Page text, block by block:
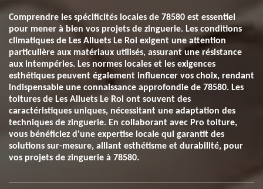
Comprendre les spécificités locales de 78580 est essentiel
pour mener à bien vos projets de zinguerie. Les conditions
climatiques de Les Alluets Le Roi exigent une attention
particulière aux matériaux utilisés, assurant une résistance
aux intempéries. Les normes locales et les exigences
esthétiques peuvent également influencer vos choix, rendant
indispensable une connaissance approfondie de 78580. Les
toitures de Les Alluets Le Roi ont souvent des
caractéristiques uniques, nécessitant une adaptation des
techniques de zinguerie. En collaborant avec Pro toiture,
vous bénéficiez d'une expertise locale qui garantit des
solutions sur-mesure, alliant esthétisme et durabilité, pour
vos projets de zinguerie à 78580.